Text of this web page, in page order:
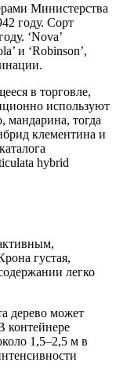
Министерства
году. Сорт
‘Nova’
и ‘Robinson’,
в торговле,
используют
мандарина, тогда
клементина и
hybrid
густая,
легко
дерево может
контейнере
1,5–2,5 м в